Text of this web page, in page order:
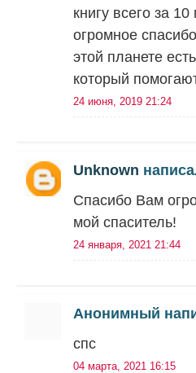
книгу всего за
огромное
этой планете
который
24 июня, 2019 21:24
Unknown
Спасибо Вам
мой спаситель!
24 января, 2021 21:44
Анонимный
спс
04 марта, 2021 16:15